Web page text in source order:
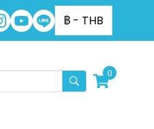
฿ - THB
0